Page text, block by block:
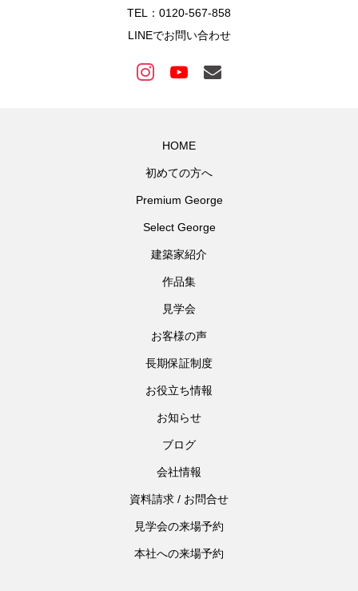
TEL：0120-567-858
LINEでお問い合わせ
HOME
初めての方へ
Premium George
Select George
建築家紹介
作品集
見学会
お客様の声
長期保証制度
お役立ち情報
お知らせ
ブログ
会社情報
資料請求 / お問合せ
見学会の来場予約
本社への来場予約